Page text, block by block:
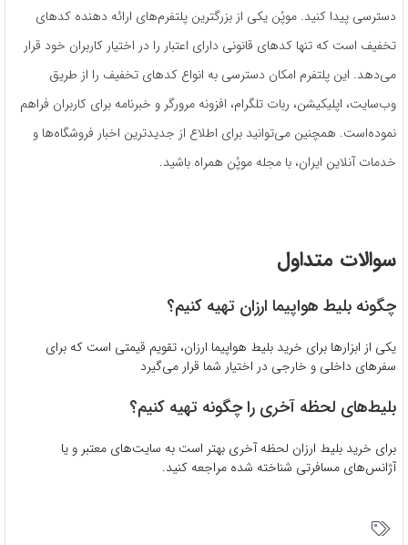
دسترسی پیدا کنید. موپُن یکی از بزرگترین پلتفرم‌های ارائه دهنده کدهای
تخفیف است که تنها کدهای قانونی دارای اعتبار را در اختیار کاربران خود قرار
می‌دهد. این پلتفرم امکان دسترسی به انواع کدهای تخفیف را از طریق
وب‌سایت، اپلیکیشن، ربات تلگرام، افزونه مرورگر و خبرنامه برای کاربران فراهم
نموده‌است. همچنین می‌توانید برای اطلاع از جدیدترین اخبار فروشگاه‌ها و
خدمات آنلاین ایران، با مجله موپُن همراه باشید.
سوالات متداول
چگونه بلیط هواپیما ارزان تهیه کنیم؟
یکی از ابزارها برای خرید بلیط هواپیما ارزان، تقویم قیمتی است که برای
سفرهای داخلی و خارجی در اختیار شما قرار می‌گیرد
بلیط‌های لحظه آخری را چگونه تهیه کنیم؟
برای خرید بلیط ارزان لحظه آخری بهتر است به سایت‌های معتبر و یا
آژانس‌های مسافرتی شناخته شده مراجعه کنید.